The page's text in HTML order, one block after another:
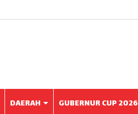
DAERAH GUBERNUR CUP 2026